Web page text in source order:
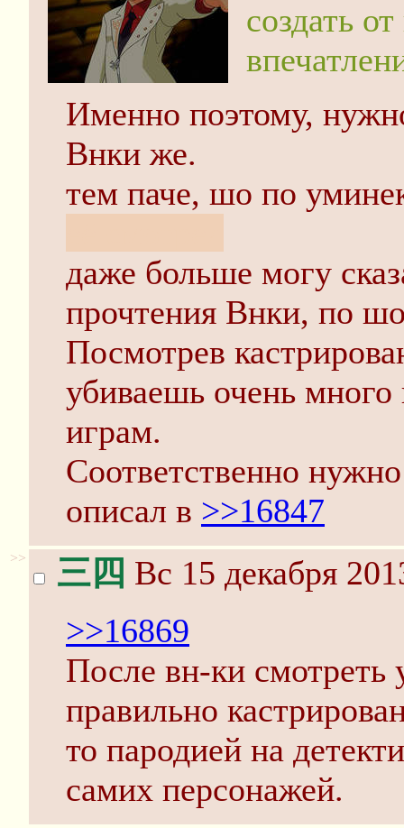
создать
Именно поэтому,
Внки же.
тем паче, шо по
даже больше могу
прочтения Внки, по
Посмотрев
убиваешь очень
играм.
Соответственно
описал в >>16847
>> 三四 Вс 15 декабря
>>16869
После вн-ки
правильно
то пародией на
самих персонажей.